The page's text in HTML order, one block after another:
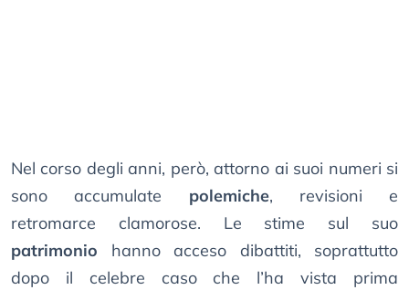
Nel corso degli anni, però, attorno ai suoi numeri si
sono accumulate polemiche, revisioni e
retromarce clamorose. Le stime sul suo
patrimonio hanno acceso dibattiti, soprattutto
dopo il celebre caso che l’ha vista prima